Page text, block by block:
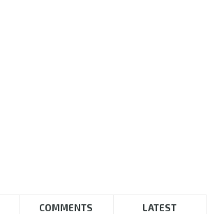
COMMENTS LATEST